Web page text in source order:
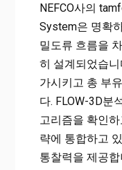
NEFCO사의
System은 명확
밀도류 흐름을
히 설계되었습
가시키고 총 부
다. FLOW-3D분
고리즘을 확인
략에 통합하고
통찰력을 제공합